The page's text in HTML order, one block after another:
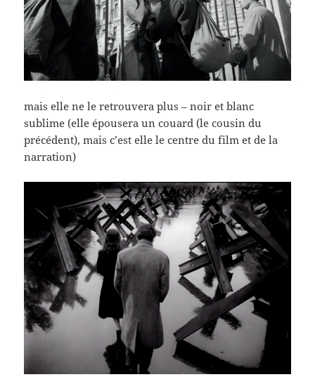
mais elle ne le retrouvera plus – noir et blanc
sublime (elle épousera un couard (le cousin du
précédent), mais c’est elle le centre du film et de la
narration)